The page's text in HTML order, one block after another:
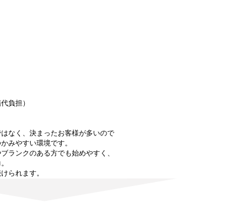
負担）
なく、決まったお客様が多いので
みやすい環境です。
ランクのある方でも始めやすく、
られます。